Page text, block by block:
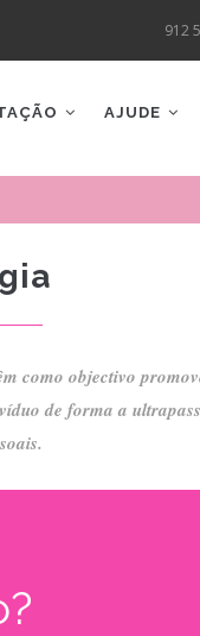
912
AJUDE
como objectivo
de forma a